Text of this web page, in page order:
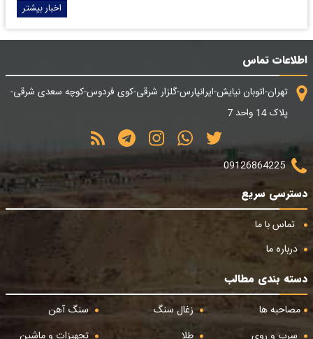
اخبار بیشتر
اطلاعات تماس
تهران-اتوبان نیایش-ایرانپارس-گلزار شرقی-کوی فردوس-کوچه سعدی شرقی-
پلاک 14 واحد 7
09126864225
دسترسی سریع
تماس با ما
درباره ما
دسته بندی مطالب
مصاحبه ها
زغال سنگ
سنگ آهن